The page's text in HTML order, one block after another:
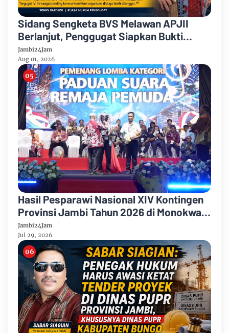
Sidang Sengketa BVS Melawan APJII
Berlanjut, Penggugat Siapkan Bukti
Dugaan Pelanggaran Konstitusi
Organisasi
Jambi24Jam
Aug 01, 2026
Hasil Pesparawi Nasional XIV Kontingen
Provinsi Jambi Tahun 2026 di Monokwari
Papua Barat
Jambi24Jam
Jul 29, 2026